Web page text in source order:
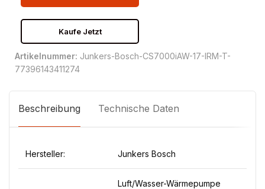
Kaufe Jetzt
Artikelnummer: Junkers-Bosch-CS7000iAW-17-IRM-T-
77396143411274
Beschreibung Technische Daten
Hersteller: Junkers Bosch
Luft/Wasser-Wärmepumpe